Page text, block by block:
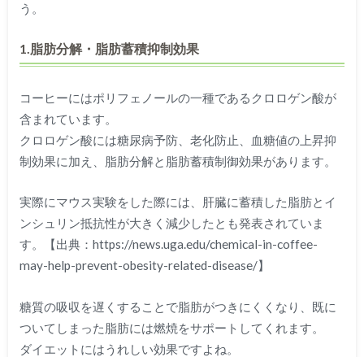
う。
1.脂肪分解・脂肪蓄積抑制効果
コーヒーにはポリフェノールの一種であるクロロゲン酸が
含まれています。
クロロゲン酸には糖尿病予防、老化防止、血糖値の上昇抑
制効果に加え、脂肪分解と脂肪蓄積制御効果があります。
実際にマウス実験をした際には、肝臓に蓄積した脂肪とイ
ンシュリン抵抗性が大きく減少したとも発表されていま
す。【出典：https://news.uga.edu/chemical-in-coffee-
may-help-prevent-obesity-related-disease/】
糖質の吸収を遅くすることで脂肪がつきにくくなり、既に
ついてしまった脂肪には燃焼をサポートしてくれます。
ダイエットにはうれしい効果ですよね。